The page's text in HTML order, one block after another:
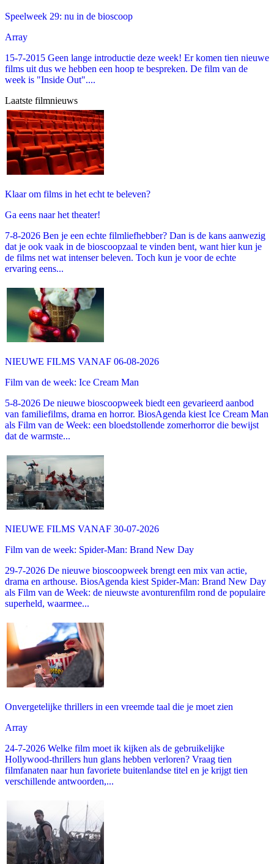
Speelweek 29: nu in de bioscoop
Array
15-7-2015 Geen lange introductie deze week! Er komen tien nieuwe
films uit dus we hebben een hoop te bespreken. De film van de
week is "Inside Out"....
Laatste filmnieuws
Klaar om films in het echt te beleven?
Ga eens naar het theater!
7-8-2026 Ben je een echte filmliefhebber? Dan is de kans aanwezig
dat je ook vaak in de bioscoopzaal te vinden bent, want hier kun je
de films net wat intenser beleven. Toch kun je voor de echte
ervaring eens...
NIEUWE FILMS VANAF 06-08-2026
Film van de week: Ice Cream Man
5-8-2026 De nieuwe bioscoopweek biedt een gevarieerd aanbod
van familiefilms, drama en horror. BiosAgenda kiest Ice Cream Man
als Film van de Week: een bloedstollende zomerhorror die bewijst
dat de warmste...
NIEUWE FILMS VANAF 30-07-2026
Film van de week: Spider-Man: Brand New Day
29-7-2026 De nieuwe bioscoopweek brengt een mix van actie,
drama en arthouse. BiosAgenda kiest Spider-Man: Brand New Day
als Film van de Week: de nieuwste avonturenfilm rond de populaire
superheld, waarmee...
Onvergetelijke thrillers in een vreemde taal die je moet zien
Array
24-7-2026 Welke film moet ik kijken als de gebruikelijke
Hollywood-thrillers hun glans hebben verloren? Vraag tien
filmfanaten naar hun favoriete buitenlandse titel en je krijgt tien
verschillende antwoorden,...